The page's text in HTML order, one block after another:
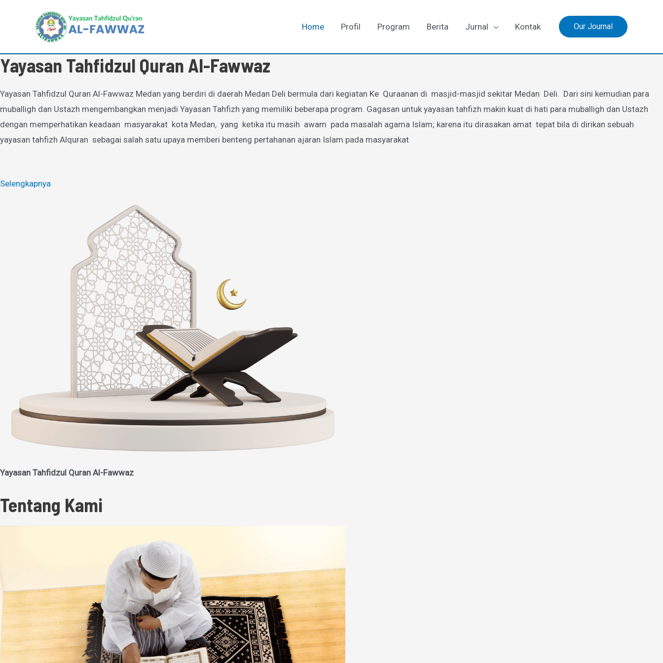
Home Profil Program Berita Jurnal Kontak Our Journal
Yayasan Tahfidzul Quran Al-Fawwaz
Yayasan Tahfidzul Quran Al-Fawwaz Medan yang berdiri di daerah Medan Deli bermula dari kegiatan Ke Quraanan di masjid-masjid sekitar Medan Deli. Dari sini kemudian para
muballigh dan Ustazh mengembangkan menjadi Yayasan Tahfizh yang memiliki beberapa program. Gagasan untuk yayasan tahfizh makin kuat di hati para muballigh dan Ustazh
dengan memperhatikan keadaan masyarakat kota Medan, yang ketika itu masih awam pada masalah agama Islam; karena itu dirasakan amat tepat bila di dirikan sebuah
yayasan tahfizh Alquran sebagai salah satu upaya memberi benteng pertahanan ajaran Islam pada masyarakat
Selengkapnya
Yayasan Tahfidzul Quran Al-Fawwaz
Tentang Kami